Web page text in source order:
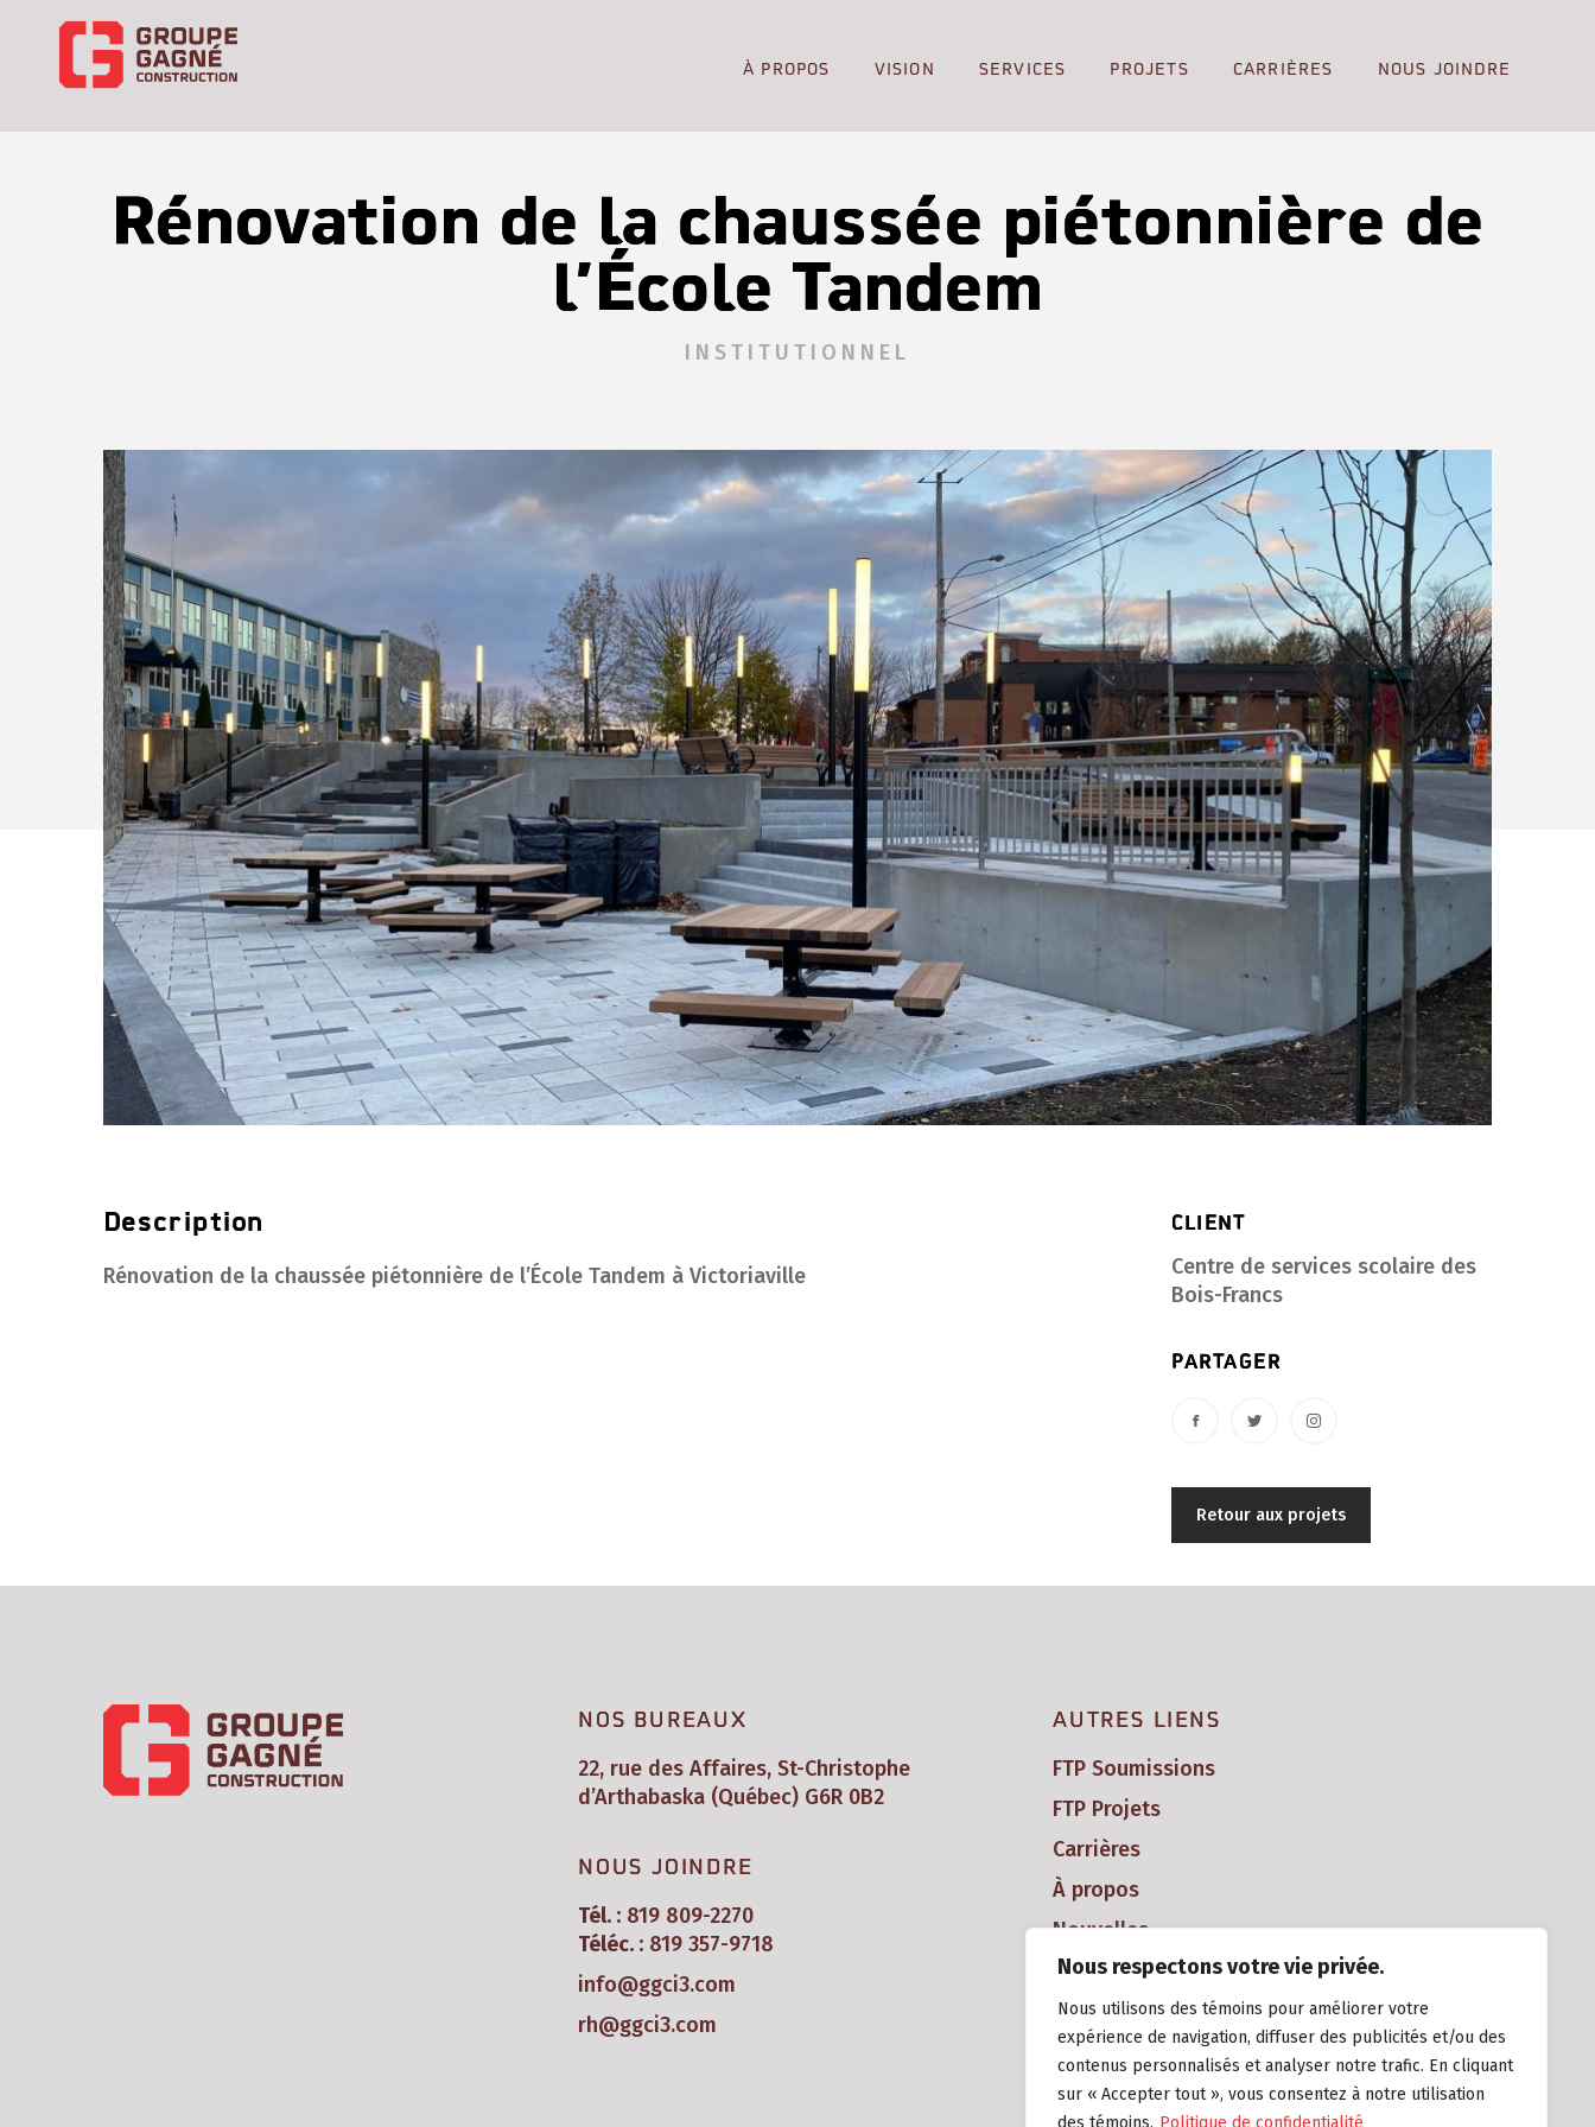
Nous respectons votre vie privée.
Nous utilisons des témoins pour améliorer votre
expérience de navigation, diffuser des publicités et/ou des
contenus personnalisés et analyser notre trafic. En cliquant
sur « Accepter tout », vous consentez à notre utilisation
des témoins. Politique de confidentialité
À PROPOS VISION SERVICES PROJETS CARRIÈRES NOUS JOINDRE
Rénovation de la chaussée piétonnière de
l’École Tandem
INSTITUTIONNEL
Description
Rénovation de la chaussée piétonnière de l’École Tandem à Victoriaville
CLIENT
Centre de services scolaire des
Bois-Francs
PARTAGER
Retour aux projets
NOS BUREAUX
22, rue des Affaires, St-Christophe
d’Arthabaska (Québec) G6R 0B2
NOUS JOINDRE
Tél. : 819 809-2270
Téléc. : 819 357-9718
info@ggci3.com
rh@ggci3.com
AUTRES LIENS
FTP Soumissions
FTP Projets
Carrières
À propos
Nouvelles